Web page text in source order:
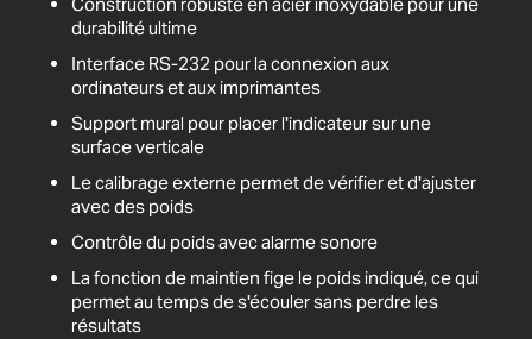
durabilité ultime
Interface RS-232 pour la connexion aux
ordinateurs et aux imprimantes
Support mural pour placer l'indicateur sur une
surface verticale
Le calibrage externe permet de vérifier et d'ajuster
avec des poids
Contrôle du poids avec alarme sonore
La fonction de maintien fige le poids indiqué, ce qui
permet au temps de s'écouler sans perdre les
résultats